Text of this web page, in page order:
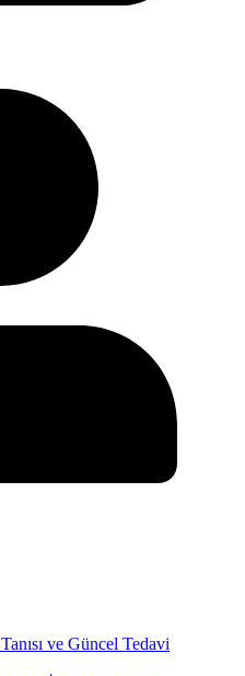
ve Güncel Tedavi